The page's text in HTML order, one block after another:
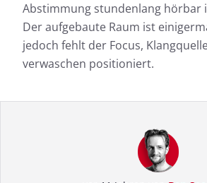
Abstimmung stundenlang hörbar
Der aufgebaute Raum ist
jedoch fehlt der Focus,
verwaschen positioniert.